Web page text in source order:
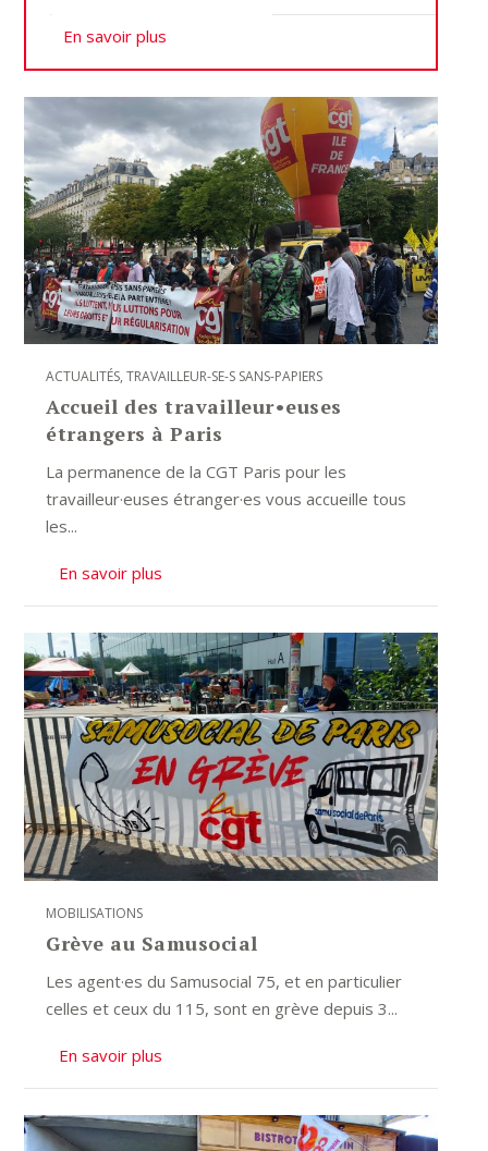
En savoir plus
ACTUALITÉS,TRAVAILLEUR-SE-S SANS-PAPIERS
Accueil des travailleur•euses
étrangers à Paris
La permanence de la CGT Paris pour les
travailleur·euses étranger·es vous accueille tous
les...
En savoir plus
MOBILISATIONS
Grève au Samusocial
Les agent·es du Samusocial 75, et en particulier
celles et ceux du 115, sont en grève depuis 3...
En savoir plus